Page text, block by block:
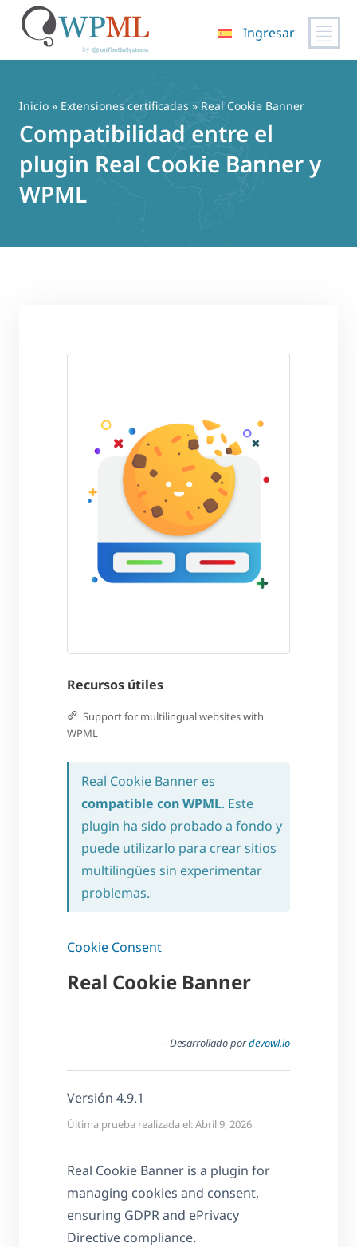
contenido
Ingresar
Inicio » Extensiones certificadas » Real Cookie Banner
Compatibilidad entre el
plugin Real Cookie Banner y
WPML
Recursos útiles
Support for multilingual websites with
WPML
Real Cookie Banner es
compatible con WPML. Este
plugin ha sido probado a fondo y
puede utilizarlo para crear sitios
multilingües sin experimentar
problemas.
Cookie Consent
Real Cookie Banner
– Desarrollado pordevowl.io
Versión 4.9.1
Última prueba realizada el: Abril 9, 2026
Real Cookie Banner is a plugin for
managing cookies and consent,
ensuring GDPR and ePrivacy
Directive compliance.